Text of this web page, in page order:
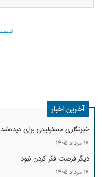
آخرین اخبار
خبرنگاری مسئولیتی برای
17 مرداد 1405
دیگر فرصت فکر کردن نبود
17 مرداد 1405